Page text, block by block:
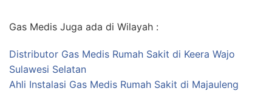
Gas Medis Juga ada di Wilayah :
Distributor Gas Medis Rumah Sakit di Keera Wajo
Sulawesi Selatan
Ahli Instalasi Gas Medis Rumah Sakit di Majauleng